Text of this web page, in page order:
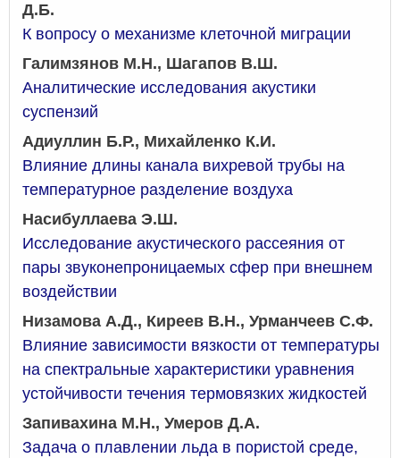
Д.Б.
К вопросу о механизме клеточной миграции
Галимзянов М.Н., Шагапов В.Ш.
Аналитические исследования акустики
суспензий
Адиуллин Б.Р., Михайленко К.И.
Влияние длины канала вихревой трубы на
температурное разделение воздуха
Насибуллаева Э.Ш.
Исследование акустического рассеяния от
пары звуконепроницаемых сфер при внешнем
воздействии
Низамова А.Д., Киреев В.Н., Урманчеев С.Ф.
Влияние зависимости вязкости от температуры
на спектральные характеристики уравнения
устойчивости течения термовязких жидкостей
Запивахина М.Н., Умеров Д.А.
Задача о плавлении льда в пористой среде,